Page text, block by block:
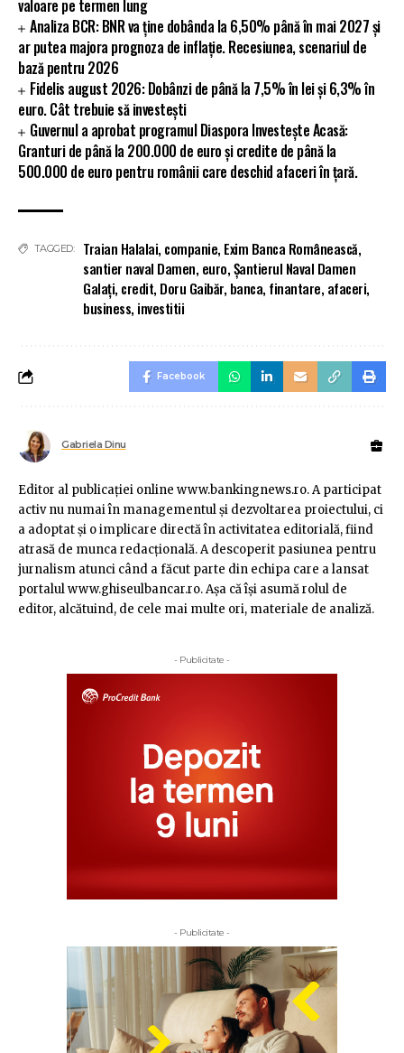
valoare pe termen lung
Analiza BCR: BNR va ține dobânda la 6,50% până în mai 2027 și
ar putea majora prognoza de inflație. Recesiunea, scenariul de
bază pentru 2026
Fidelis august 2026: Dobânzi de până la 7,5% în lei și 6,3% în
euro. Cât trebuie să investești
Guvernul a aprobat programul Diaspora Investește Acasă:
Granturi de până la 200.000 de euro și credite de până la
500.000 de euro pentru românii care deschid afaceri în țară.
TAGGED: Traian Halalai, companie, Exim Banca Românească,
santier naval Damen, euro,Şantierul Naval Damen
Galaţi, credit, Doru Gaibăr, banca, finantare, afaceri,
business, investitii
Facebook
Gabriela Dinu
Editor al publicaţiei online www.bankingnews.ro. A participat
activ nu numai în managementul şi dezvoltarea proiectului, ci
a adoptat şi o implicare directă în activitatea editorială, fiind
atrasă de munca redacţională. A descoperit pasiunea pentru
jurnalism atunci când a făcut parte din echipa care a lansat
portalul www.ghiseulbancar.ro. Așa că îşi asumă rolul de
editor, alcătuind, de cele mai multe ori, materiale de analiză.
- Publicitate -
- Publicitate -